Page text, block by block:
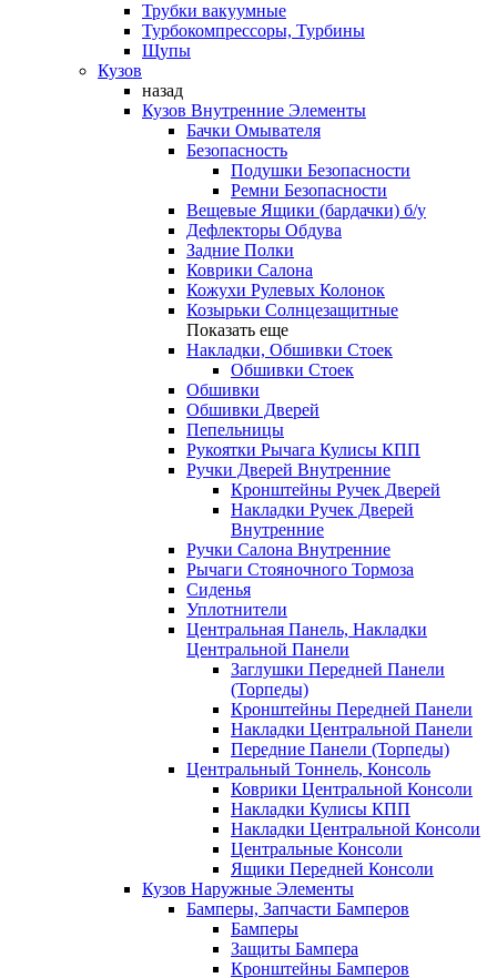
Трубки вакуумные
Турбокомпрессоры, Турбины
Щупы
Кузов
назад
Кузов Внутренние Элементы
Бачки Омывателя
Безопасность
Подушки Безопасности
Ремни Безопасности
Вещевые Ящики (бардачки) б/у
Дефлекторы Обдува
Задние Полки
Коврики Салона
Кожухи Рулевых Колонок
Козырьки Солнцезащитные
Показать еще
Накладки, Обшивки Стоек
Обшивки Стоек
Обшивки
Обшивки Дверей
Пепельницы
Рукоятки Рычага Кулисы КПП
Ручки Дверей Внутренние
Кронштейны Ручек Дверей
Накладки Ручек Дверей
Внутренние
Ручки Салона Внутренние
Рычаги Стояночного Тормоза
Сиденья
Уплотнители
Центральная Панель, Накладки
Центральной Панели
Заглушки Передней Панели
(Торпеды)
Кронштейны Передней Панели
Накладки Центральной Панели
Передние Панели (Торпеды)
Центральный Тоннель, Консоль
Коврики Центральной Консоли
Накладки Кулисы КПП
Накладки Центральной Консоли
Центральные Консоли
Ящики Передней Консоли
Кузов Наружные Элементы
Бамперы, Запчасти Бамперов
Бамперы
Защиты Бампера
Кронштейны Бамперов